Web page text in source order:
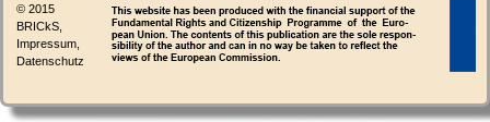
© 2015
BRICkS,
Impressum,
Datenschutz